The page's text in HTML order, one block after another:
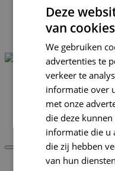
Jotun
Caparol
Merken
Favorieten
Deze
van
We gebruiken
advertenties te
verkeer te
informatie over
met onze
die deze
informatie die u
die zij hebben
van hun